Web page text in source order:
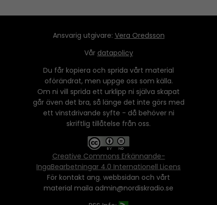
Ansvarig utgivare: Vera Oredsson
Vår datapolicy
Du får kopiera och sprida vårt material
oförändrat, men uppge oss som källa.
Om ni vill sprida ett urklipp ni själva skapat
går även det bra, så länge det inte görs med
ett vinstdrivande syfte - då behöver ni
skriftlig tillåtelse från oss.
Creative Commons Erkännande-
IngaBearbetningar 4.0 Internationell Licens
För kontakt ang. webbsidan och vårt
material maila admin@nordiskradio.se